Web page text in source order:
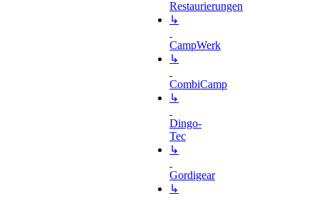
Restaurierungen
↳
CampWerk
↳
CombiCamp
↳
Dingo-
Tec
↳
Gordigear
↳